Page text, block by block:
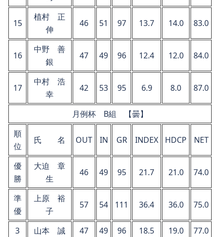
15
植村 正
伸
46 51 97 13.7 14.0 83.0
16
中野 善
銀
47 49 96 12.4 12.0 84.0
17
中村 浩
幸
42 53 95 6.9 8.0 87.0
月例杯 B組 【曇】
順
位
氏 名 OUT IN GR INDEX HDCP NET
優
勝
大迫 章
生
46 49 95 21.7 21.0 74.0
準
優
上原 裕
子
57 54 111 36.4 36.0 75.0
3 山本 誠 47 49 96 18.5 19.0
77.0